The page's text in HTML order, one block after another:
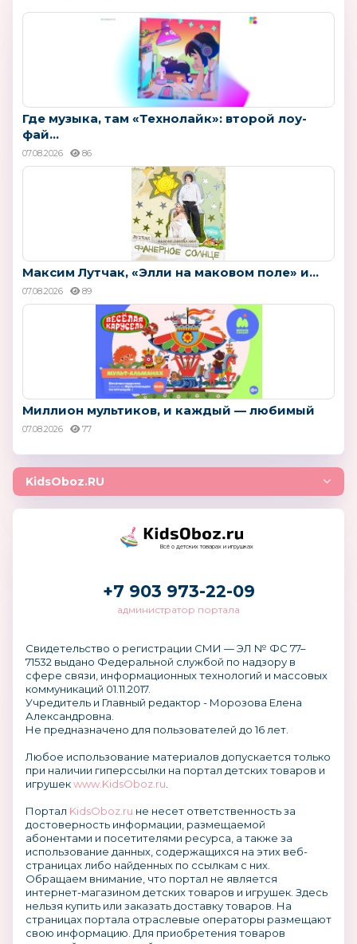
Где музыка, там «Технолайк»: второй лоу-
фай...
07.08.2026 86
Максим Лутчак, «Элли на маковом поле» и...
07.08.2026 89
Миллион мультиков, и каждый — любимый
07.08.2026 77
KidsOboz.RU
Всё о детских товарах и игрушках
+7 903 973-22-09
администратор портала
Свидетельство о регистрации СМИ — ЭЛ № ФС 77–
71532 выдано Федеральной службой по надзору в
сфере связи, информационных технологий и массовых
коммуникаций 01.11.2017.
Учредитель и Главный редактор - Морозова Елена
Александровна.
Не предназначено для пользователей до 16 лет.
Любое использование материалов допускается только
при наличии гиперссылки на портал детских товаров и
игрушекwww.KidsOboz.ru
Портал KidsOboz.ru не несет ответственность за
достоверность информации, размещаемой
абонентами и посетителями ресурса, а также за
использование данных, содержащихся на этих веб-
страницах либо найденных по ссылкам с них.
Обращаем внимание, что портал не является
интернет-магазином детских товаров и игрушек. Здесь
нельзя купить или заказать доставку товаров. На
страницах портала отраслевые операторы размещают
свою информацию. Для приобретения товаров